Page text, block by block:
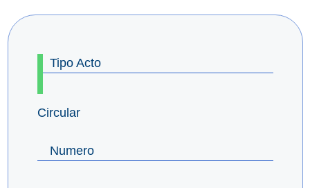
Tipo Acto
Circular
Numero